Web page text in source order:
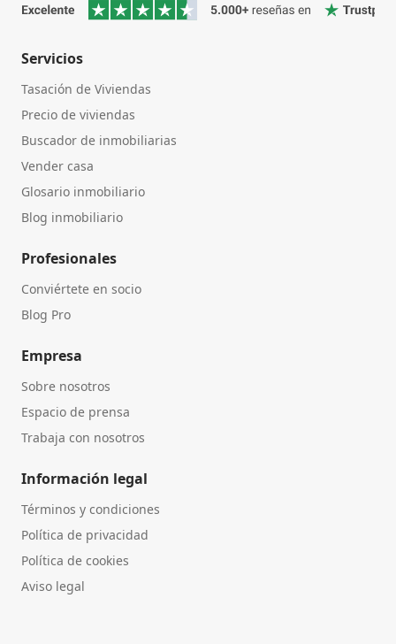
Servicios
Tasación de Viviendas
Precio de viviendas
Buscador de inmobiliarias
Vender casa
Glosario inmobiliario
Blog inmobiliario
Profesionales
Conviértete en socio
Blog Pro
Empresa
Sobre nosotros
Espacio de prensa
Trabaja con nosotros
Información legal
Términos y condiciones
Política de privacidad
Política de cookies
Aviso legal